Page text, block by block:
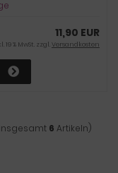
11,90 EUR
19 % MwSt. zzgl.Versandkosten
6 Artikeln)